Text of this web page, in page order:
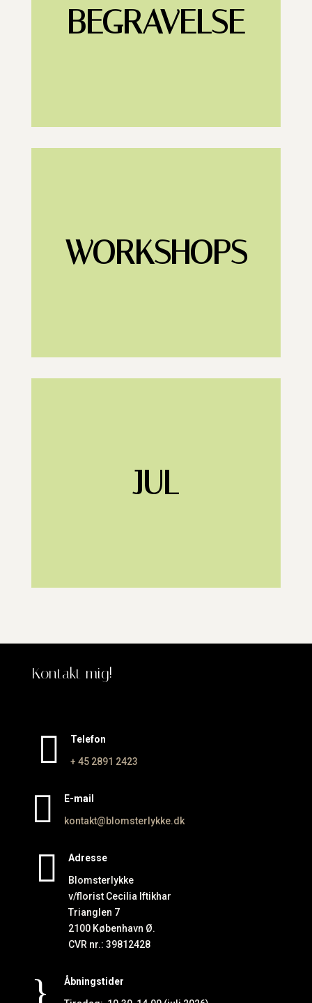
BEGRAVELSE
WORKSHOPS
JUL
Kontakt mig!

Telefon
+ 45 2891 2423

E-mail
kontakt@blomsterlykke.dk

Adresse
Blomsterlykke
v/florist Cecilia Iftikhar
Trianglen 7
2100 København Ø.
CVR nr.: 39812428
}
Åbningstider